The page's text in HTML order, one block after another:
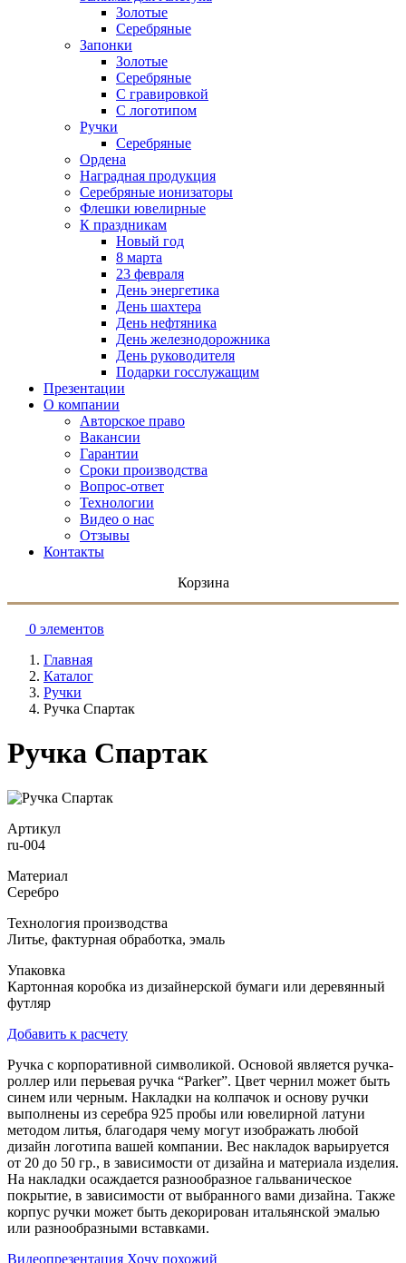
Золотые
Серебряные
Запонки
Золотые
Серебряные
С гравировкой
С логотипом
Ручки
Серебряные
Ордена
Наградная продукция
Серебряные ионизаторы
Флешки ювелирные
К праздникам
Новый год
8 марта
23 февраля
День энергетика
День шахтера
День нефтяника
День железнодорожника
День руководителя
Подарки госслужащим
Презентации
О компании
Авторское право
Вакансии
Гарантии
Сроки производства
Вопрос-ответ
Технологии
Видео о нас
Отзывы
Контакты
Корзина
0 элементов
Главная
Каталог
Ручки
Ручка Спартак
Ручка Спартак
Артикул
ru-004
Материал
Серебро
Технология производства
Литье, фактурная обработка, эмаль
Упаковка
Картонная коробка из дизайнерской бумаги или деревянный
футляр
Добавить к расчету
Ручка с корпоративной символикой. Основой является ручка-
роллер или перьевая ручка “Parker”. Цвет чернил может быть
синем или черным. Накладки на колпачок и основу ручки
выполнены из серебра 925 пробы или ювелирной латуни
методом литья, благодаря чему могут изображать любой
дизайн логотипа вашей компании. Вес накладок варьируется
от 20 до 50 гр., в зависимости от дизайна и материала изделия.
На накладки осаждается разнообразное гальваническое
покрытие, в зависимости от выбранного вами дизайна. Также
корпус ручки может быть декорирован итальянской эмалью
или разнообразными вставками.
Видеопрезентация Хочу похожий